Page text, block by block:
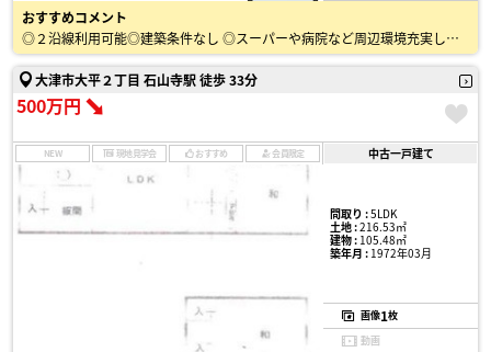
おすすめコメント
◎２沿線利用可能◎建築条件なし ◎スーパーや病院など周辺環境充実しています！
大津市大平２丁目 石山寺駅 徒歩 33分
500万円
NEW 現地見学会 おすすめ 会員限定 中古一戸建て
間取り :5LDK
土地 :216.53㎡
建物 :105.48㎡
築年月 :1972年03月
画像1枚
動画